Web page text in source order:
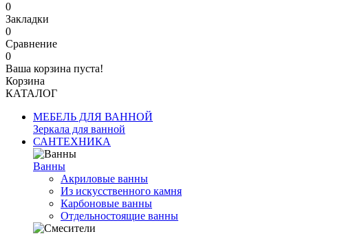
0
Закладки
0
Сравнение
0
Ваша корзина пуста!
Корзина
КАТАЛОГ
МЕБЕЛЬ ДЛЯ ВАННОЙ
Зеркала для ванной
САНТЕХНИКА
Ванны
Акриловые ванны
Из искусственного камня
Карбоновые ванны
Отдельностоящие ванны